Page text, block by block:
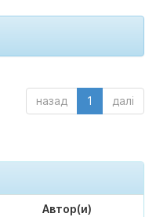
назад 1 далі
Автор(и)